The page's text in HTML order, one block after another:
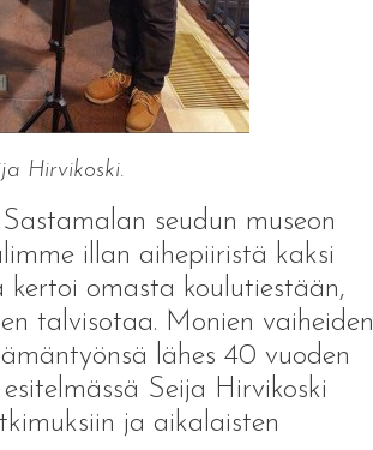
Hirvikoski.
seudun museon
illan aihepiiristä kaksi
omasta koulutiestään,
talvisotaa. Monien vaiheiden
lähes 40 vuoden
Seija Hirvikoski
ja aikalaisten